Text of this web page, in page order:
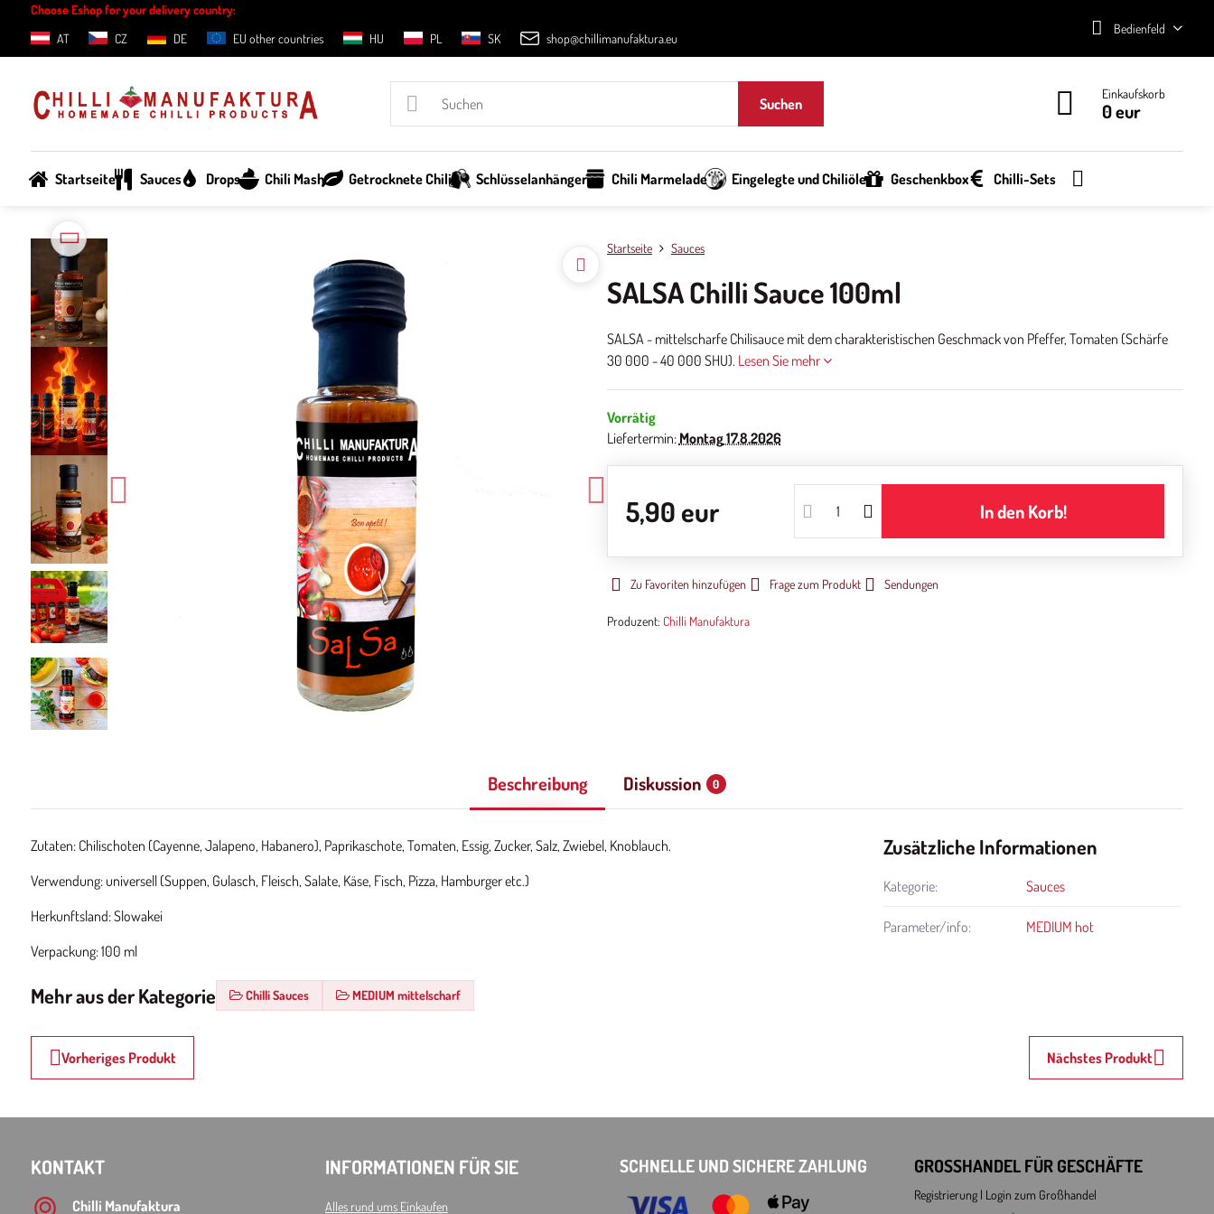
Choose Eshop for your delivery country:
AT
CZ DE EU other countries HU PL SK shop@chillimanufaktura.eu
Bedienfeld
Suchen
Einkaufskorb
0 eur
Startseite Sauces Drops Chili Mash Getrocknete Chili Schlüsselanhänger Chili Marmelade Eingelegte und Chiliöle Geschenkbox Chilli-Sets
Startseite Sauces
SALSA Chilli Sauce 100ml
SALSA - mittelscharfe Chilisauce mit dem charakteristischen Geschmack von Pfeffer, Tomaten (Schärfe
30 000 - 40 000 SHU). Lesen Sie mehr
Vorrätig
Liefertermin: Montag17.8.2026
5,90 eur In den Korb!
Zu Favoriten hinzufügen Frage zum Produkt Sendungen
Produzent: Chilli Manufaktura
Beschreibung Diskussion 0
Zutaten: Chilischoten (Cayenne, Jalapeno, Habanero), Paprikaschote, Tomaten, Essig, Zucker, Salz, Zwiebel, Knoblauch.
Verwendung: universell (Suppen, Gulasch, Fleisch, Salate, Käse, Fisch, Pizza, Hamburger etc.)
Herkunftsland: Slowakei
Verpackung: 100 ml
Mehr aus der Kategorie Chilli Sauces MEDIUM mittelscharf
Zusätzliche Informationen
Kategorie: Sauces
Parameter/info: MEDIUM hot
Vorheriges Produkt Nächstes Produkt
KONTAKT
Chilli Manufaktura
INFORMATIONEN FÜR SIE
Alles rund ums Einkaufen
SCHNELLE UND SICHERE ZAHLUNG GROSSHANDEL FÜR GESCHÄFTE
Registrierung l Login zum Großhandel